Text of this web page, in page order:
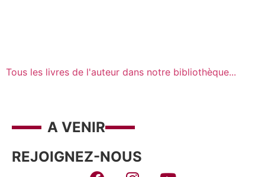
Tous les livres de l'auteur dans notre bibliothèque...
A VENIR
REJOIGNEZ-NOUS